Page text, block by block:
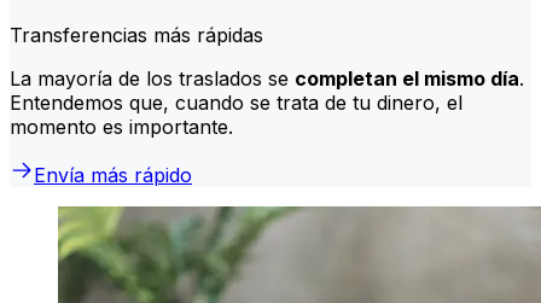
Transferencias más rápidas
La mayoría de los traslados se completan el mismo día.
Entendemos que, cuando se trata de tu dinero, el
momento es importante.
Envía más rápido